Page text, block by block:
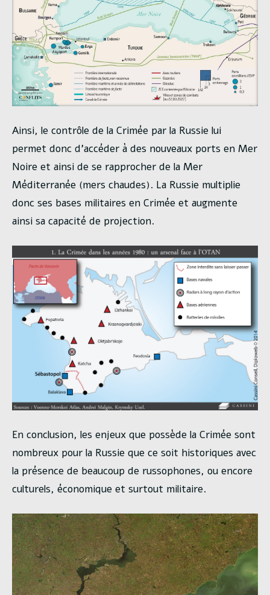
Ainsi, le contrôle de la Crimée par la Russie lui
permet donc d’accéder à des nouveaux ports en Mer
Noire et ainsi de se rapprocher de la Mer
Méditerranée (mers chaudes). La Russie multiplie
donc ses bases militaires en Crimée et augmente
ainsi sa capacité de projection.
En conclusion, les enjeux que possède la Crimée sont
nombreux pour la Russie que ce soit historiques avec
la présence de beaucoup de russophones, ou encore
culturels, économique et surtout militaire.